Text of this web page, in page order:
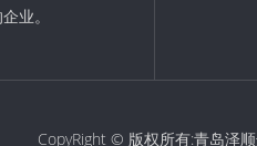
业。
CopyRight © 版权所有:青岛泽